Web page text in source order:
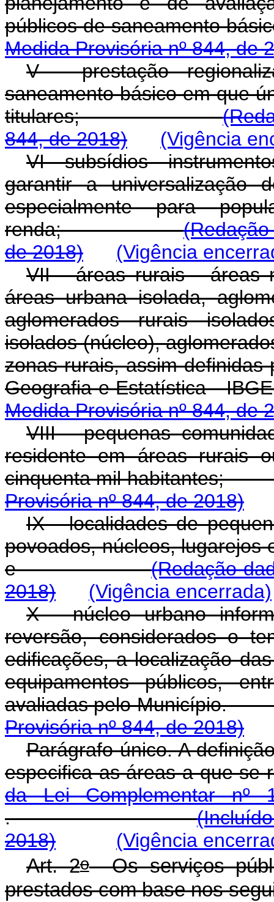
públicos de
Medida Provisória nº 844, de
V - prestação
saneamento básico em que
titulares;
844, de 2018)
(Vigência
VI - subsídios -
garantir a universalização
especialmente para
renda;
de 2018)
(Vigência
VII - áreas rurais - áreas
áreas urbana isolada,
aglomerados rurais
isolados (núcleo),
zonas rurais, assim definidas
Geografia e
Medida Provisória nº 844, de
VIII - pequenas
residente em áreas rurais
cinquenta mil
Provisória nº 844, de 2018)
IX - localidades de
povoados, núcleos, lugarejos
e(Redação
2018)
(Vigência encerrada)
X - núcleo urbano
reversão, considerados o
edificações, a localização
equipamentos públicos,
avaliadas pelo
Provisória nº 844, de 2018)
Parágrafo único. A
especifica as áreas a que se
da Lei Complementar
.
2018)
(Vigência
Art. 2oOs serviços
prestados com base nos